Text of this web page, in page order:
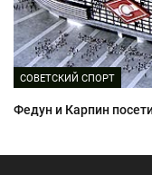
СОВЕТСКИЙ СПОРТ
Федун и Карпин